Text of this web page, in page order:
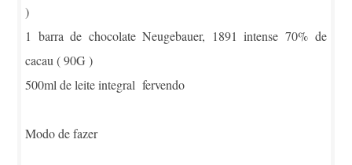
)
1 barra de chocolate Neugebauer, 1891 intense 70% de
cacau ( 90G )
500ml de leite integral fervendo
Modo de fazer